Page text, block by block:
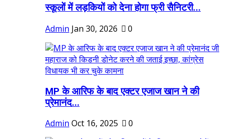
स्कूलों में लड़कियों को देना होगा फ्री सैनिटरी...
Admin Jan 30, 2026 0
MP के आरिफ के बाद एक्टर एजाज खान ने की
प्रेमानंद...
Admin Oct 16, 2025 0